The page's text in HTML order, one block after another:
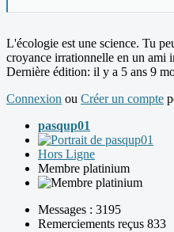
L'écologie est une science. Tu
croyance irrationnelle en un ami
Dernière édition: il y a 5 ans 9
Connexion ou Créer un compte
pasqup01
Hors Ligne
Membre platinium
Messages : 3195
Remerciements reçus 833